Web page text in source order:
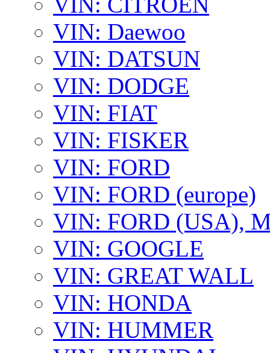
VIN: Daewoo
VIN: DATSUN
VIN: DODGE
VIN: FIAT
VIN: FISKER
VIN: FORD
VIN: FORD (europe)
VIN: FORD (USA),
VIN: GOOGLE
VIN: GREAT WALL
VIN: HONDA
VIN: HUMMER